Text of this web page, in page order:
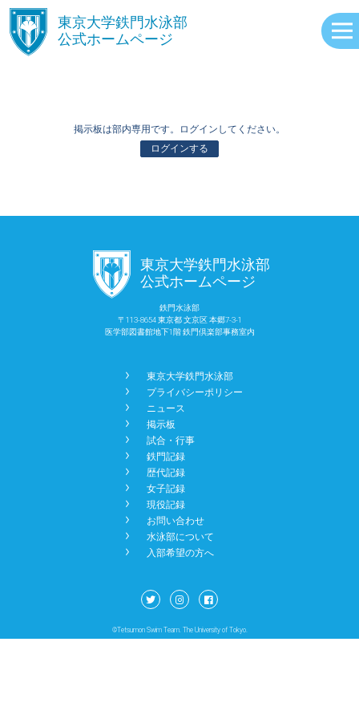
󿾱
東京大学鉄門水泳部
公式ホームページ
ABOUT
EVENTS
RECORDS
NEWS
BBS
CONTACT
掲示板は部内専用です。ログインしてください。
ログインする
󿾱 東京大学鉄門水泳部
公式ホームページ
鉄門水泳部
〒113-8654 東京都 文京区 本郷7-3-1
医学部図書館地下1階 鉄門倶楽部事務室内
󿾡 東京大学鉄門水泳部
󿾡 プライバシーポリシー
󿾡 ニュース
󿾡 掲示板
󿾡 試合・行事
󿾡 鉄門記録
󿾡 歴代記録
󿾡 女子記録
󿾡 現役記録
󿾡 お問い合わせ
󿾡 水泳部について
󿾡 入部希望の方へ
©Tetsumon Swim Team. The University of Tokyo.